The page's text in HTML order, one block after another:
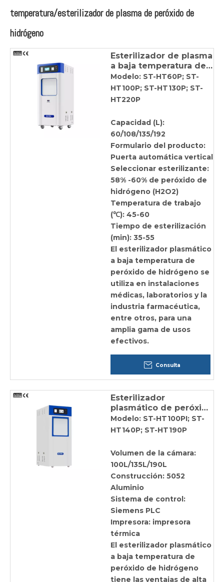
temperatura/esterilizador de plasma de peróxido de
hidrógeno
Esterilizador de plasma
a baja temperatura de
peróxido de hidrógeno
(cassette esterilante en
plasma)
Modelo: ST-HT60P; ST-
HT100P; ST-HT130P; ST-
HT220P
Capacidad (L):
60/108/135/192
Formulario del producto:
Puerta automática vertical
Seleccionar esterilizante:
58% -60% de peróxido de
hidrógeno (H2O2)
Temperatura de trabajo
(℃): 45-60
Tiempo de esterilización
(min): 35-55
El esterilizador plasmático
a baja temperatura de
peróxido de hidrógeno se
utiliza en instalaciones
médicas, laboratorios y la
industria farmacéutica,
entre otros, para una
amplia gama de usos
efectivos.
Consulta
Esterilizador
plasmático de peróxido
de hidrógeno a baja
temperatura (solución
Modelo: ST-HT100PI; ST-
HT140P; ST-HT190P
Volumen de la cámara:
100L/135L/190L
Construcción: 5052
Aluminio
Sistema de control:
Siemens PLC
Impresora: impresora
térmica
El esterilizador plasmático
a baja temperatura de
peróxido de hidrógeno
tiene las ventajas de alta